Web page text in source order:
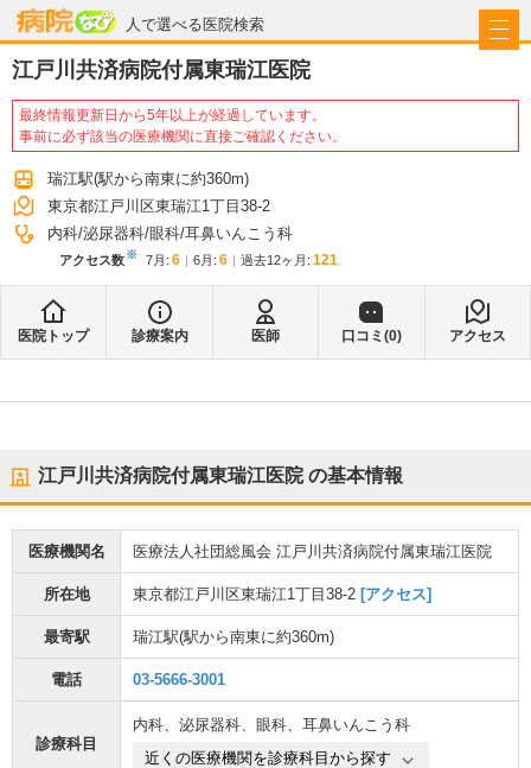
人で選べる医院検索
病院なび
江戸川共済病院付属東瑞江医院
最終情報更新日から5年以上が経過しています。
事前に必ず該当の医療機関に直接ご確認ください。
瑞江駅(駅から南東に約360m)
東京都江戸川区東瑞江1丁目38-2
内科 泌尿器科 眼科 耳鼻いんこう科
アクセス数※ 7月 : 6 6月 : 6 過去12ヶ月: 121
医院トップ 診療案内 医師 口コミ(0) アクセス
江戸川共済病院付属東瑞江医院の基本情報
医療機関名 医療法人社団総風会 江戸川共済病院付属東瑞江医院
所在地 東京都江戸川区東瑞江1丁目38-2 [アクセス]
最寄駅 瑞江駅(駅から南東に約360m)
電話 03-5666-3001
診療科目
内科、 泌尿器科、 眼科、 耳鼻いんこう科
近くの医療機関を診療科目から探す